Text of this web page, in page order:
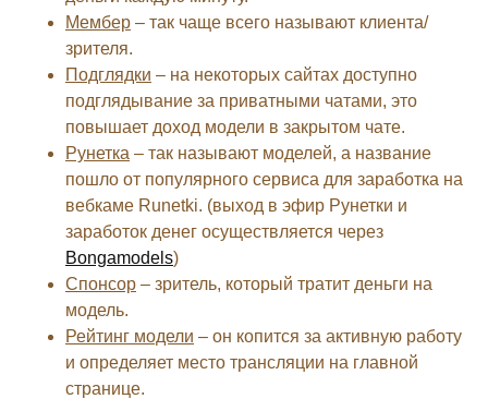
Мембер – так чаще всего называют клиента/
зрителя.
Подглядки – на некоторых сайтах доступно
подглядывание за приватными чатами, это
повышает доход модели в закрытом чате.
Рунетка – так называют моделей, а название
пошло от популярного сервиса для заработка на
вебкаме Runetki. (выход в эфир Рунетки и
заработок денег осуществляется через
Bongamodels)
Спонсор – зритель, который тратит деньги на
модель.
Рейтинг модели – он копится за активную работу
и определяет место трансляции на главной
странице.